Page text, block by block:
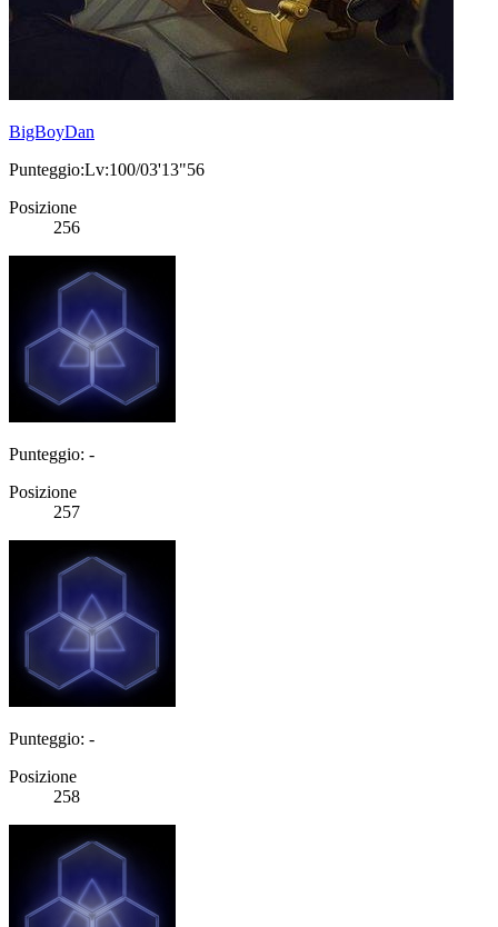
BigBoyDan
Punteggio:Lv:100/03'13"56
Posizione
256
Punteggio: -
Posizione
257
Punteggio: -
Posizione
258